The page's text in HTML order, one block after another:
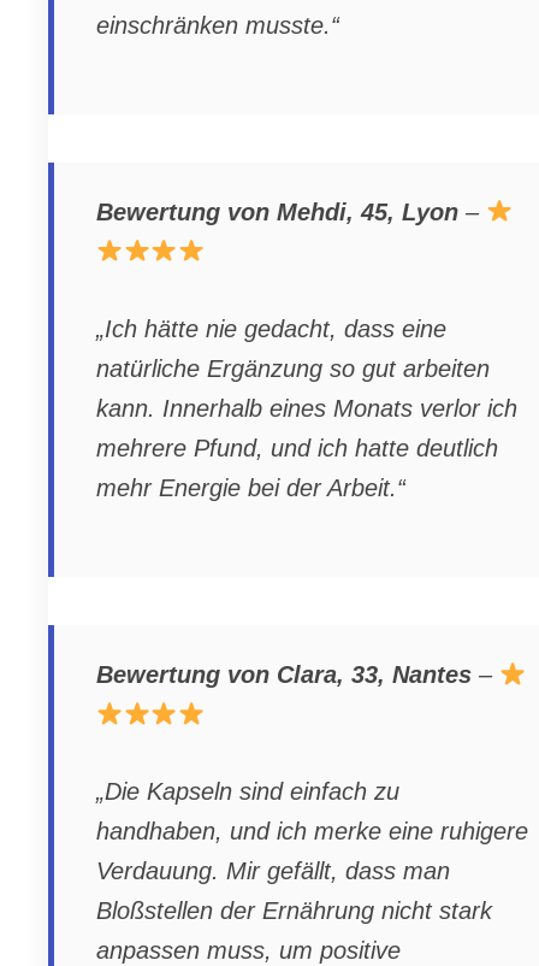
einschränken musste.“
Bewertung von Mehdi, 45, Lyon –
„Ich hätte nie gedacht, dass eine
natürliche Ergänzung so gut arbeiten
kann. Innerhalb eines Monats verlor ich
mehrere Pfund, und ich hatte deutlich
mehr Energie bei der Arbeit.“
Bewertung von Clara, 33, Nantes –
„Die Kapseln sind einfach zu
handhaben, und ich merke eine ruhigere
Verdauung. Mir gefällt, dass man
Bloßstellen der Ernährung nicht stark
anpassen muss, um positive